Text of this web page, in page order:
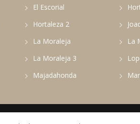
El Escorial
Hortaleza 2
La Moraleja
La
La Moraleja 3
Majadahonda
. Derechos reservados.